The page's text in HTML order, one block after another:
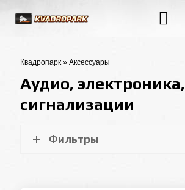
Квадропарк » Аксессуары
Аудио, электроника,
сигнализации
Фильтры